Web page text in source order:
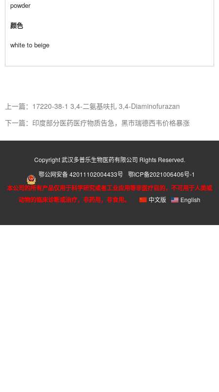
powder
颜色
white to beige
上一篇：17220-38-1 3,4-二氨基呋扎 3,4-Diaminofurazan
下一篇：印度部分医药医疗物质告急，黑市瑞德西韦价格暴涨
Copyright 武汉多普乐生物医药有限公司 Rights Reserved.
鄂公网安备 42011102004433号 鄂ICP备2021006406号-1
本公司的所有产品仅用于科学研究或者工业应用等非医疗目的，不可用于人类或
动物的临床诊断或治疗，非药用，非食用。
中文版 English